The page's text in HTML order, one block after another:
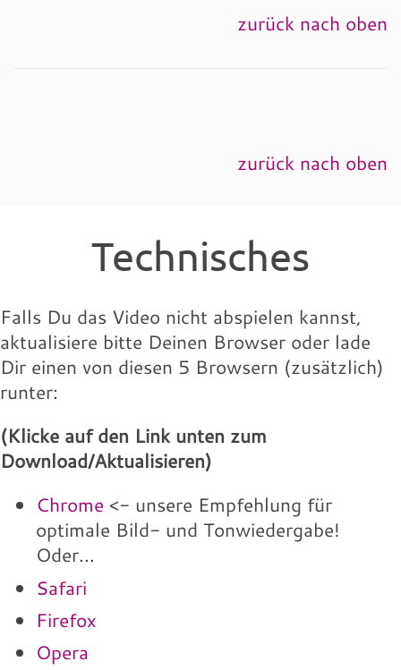
zurück nach oben
zurück nach oben
Technisches
Falls Du das Video nicht abspielen kannst,
aktualisiere bitte Deinen Browser oder lade
Dir einen von diesen 5 Browsern (zusätzlich)
runter:
(Klicke auf den Link unten zum
Download/Aktualisieren)
Chrome <- unsere Empfehlung für
optimale Bild- und Tonwiedergabe!
Oder...
Safari
Firefox
Opera